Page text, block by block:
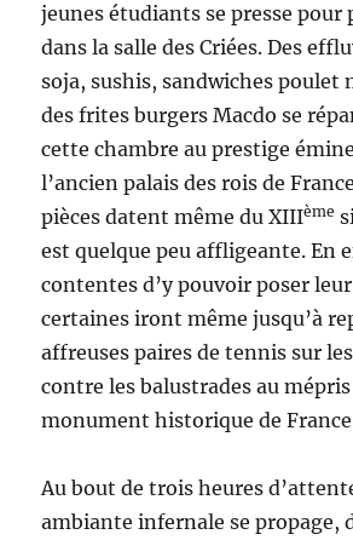
jeunes étudiants se presse pour
dans la salle des Criées. Des
soja, sushis, sandwiches poulet
des frites burgers Macdo se
cette chambre au prestige
l’ancien palais des rois de
pièces datent même du XIIIème
est quelque peu affligeante. En
contentes d’y pouvoir poser
certaines iront même jusqu’à
affreuses paires de tennis sur
contre les balustrades au
monument historique de
Au bout de trois heures
ambiante infernale se propage,